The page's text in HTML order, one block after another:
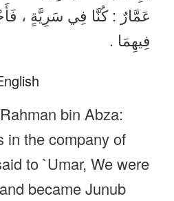
عَمَّارٌ : كُنَّا فِي سَرِيَّةٍ ،
فِيهِمَا .
bin Abza:
in the company of
to `Umar, We were
became Junub